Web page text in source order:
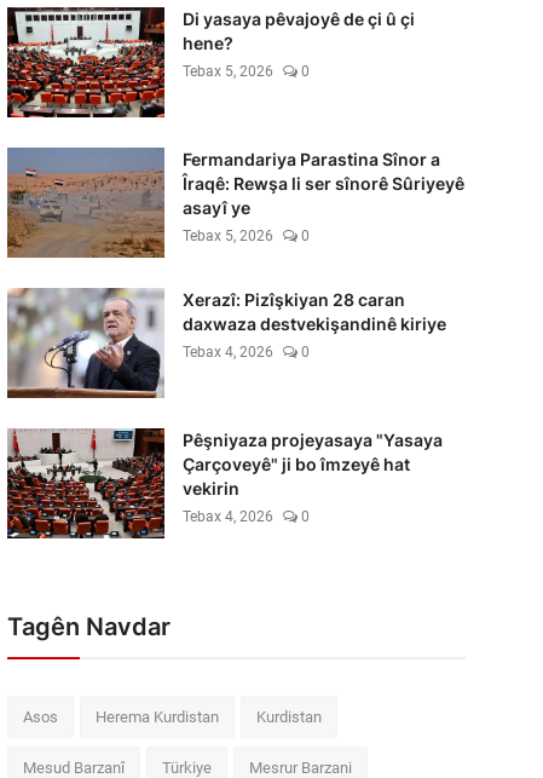
Di yasaya pêvajoyê de çi û çi
hene?
Tebax 5, 2026 0
Fermandariya Parastina Sînor a
Îraqê: Rewşa li ser sînorê Sûriyeyê
asayî ye
Tebax 5, 2026 0
Xerazî: Pizîşkiyan 28 caran
daxwaza destvekişandinê kiriye
Tebax 4, 2026 0
Pêşniyaza projeyasaya "Yasaya
Çarçoveyê" ji bo îmzeyê hat
vekirin
Tebax 4, 2026 0
Tagên Navdar
Asos Herema Kurdistan Kurdistan
Mesud Barzanî Türkiye Mesrur Barzani